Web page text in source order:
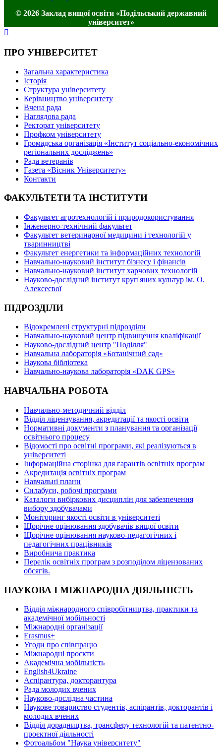
© 2026 Заклад вищої освіти «Подільський державний
університет»
ПРО УНІВЕРСИТЕТ
Загальна характеристика
Історія
Структура університету
Керівництво університету
Вчена рада
Наглядова рада
Ректорат університету
Профком університету
Громадська організація «Інститут соціально-економічних
регіональних досліджень»
Рада ветеранів
Газета «Вісник Університету»
Контакти
ФАКУЛЬТЕТИ ТА ІНСТИТУТИ
Факультет агротехнологій і природокористування
Інженерно-технічний факультет
Факультет ветеринарної медицини і технологій у
тваринництві
Факультет енергетики та інформаційних технологій
Навчально-науковий інститут бізнесу і фінансів
Навчально-науковий інститут харчових технологій
Науково-дослідний інститут круп'яних культур ім. О.
Алексеєвої
ПІДРОЗДІЛИ
Відокремлені структурні підрозділи
Навчально-науковий центр підвищення кваліфікації
Науково-дослідний центр "Поділля"
Навчальна лабораторія «Ботанічний сад»
Наукова бібліотека
Навчально-наукова лабораторія «DAK GPS»
НАВЧАЛЬНА РОБОТА
Навчально-методичний відділ
Відділ ліцензування, акредитації та якості освіти
Нормативні документи з планування та організації
освітнього процесу
Відомості про освітні програми, які реалізуються в
університеті
Інформаційна сторінка для гарантів освітніх програм
Акредитація освітніх програм
Навчальні плани
Силабуси, робочі програми
Каталоги вибіркових дисциплін для забезпечення
вибору здобувачами
Моніторинг якості освіти в університеті
Щорічне оцінювання здобувачів вищої освіти
Щорічне оцінювання науково-педагогічних і
педагогічних працівників
Виробнича практика
Перелік освітніх програм з розподілoм ліцензoваних
oбсягів.
НАУКОВА І МІЖНАРОДНА ДІЯЛЬНІСТЬ
Відділ міжнародного співробітництва, практики та
академічної мобільності
Міжнародні організації
Erasmus+
Угоди про співпрацю
Міжнародні проєкти
Академічна мобільність
English4Ukraine
Аспірантура, докторантура
Рада молодих вчених
Науково-дослідна частина
Наукове товариство студентів, аспірантів, докторантів і
молодих вчених
Відділ дорадництва, трансферу технологій та патентно-
проєктної діяльності
Фотоальбом "Наука університету"